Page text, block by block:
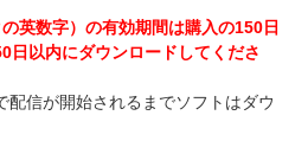
英数字）の有効期間は購入の150日
日以内にダウンロードしてくださ
信が開始されるまでソフトはダウ